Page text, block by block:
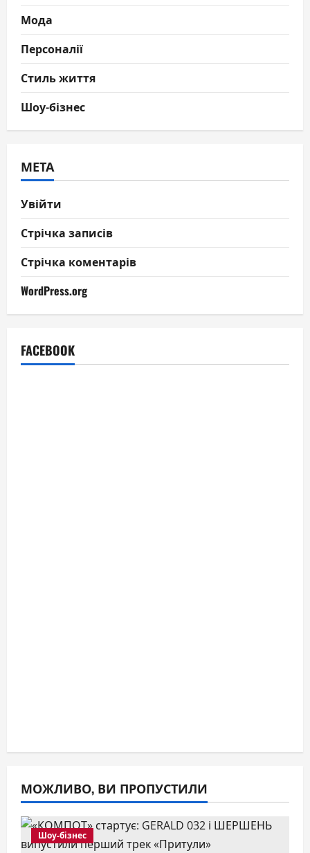
Мода
Персоналії
Стиль життя
Шоу-бізнес
МЕТА
Увійти
Стрічка записів
Стрічка коментарів
WordPress.org
FACEBOOK
МОЖЛИВО, ВИ ПРОПУСТИЛИ
Шоу-бізнес